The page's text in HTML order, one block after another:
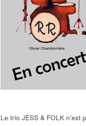
Le trio JESS & FOLK